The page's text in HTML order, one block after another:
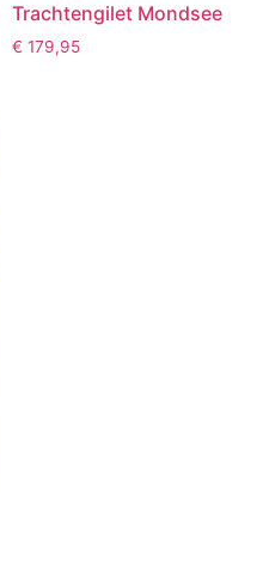
Trachtengilet Mondsee
€ 179,95